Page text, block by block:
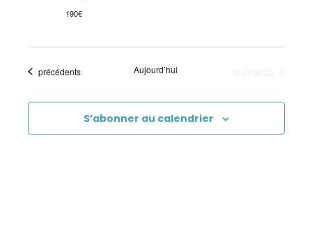
Psychogénéalogie Comportementale et
Pratiques supervisées – Examens
190€
Évènements
précédents Aujourd’hui
S’abonner au calendrier